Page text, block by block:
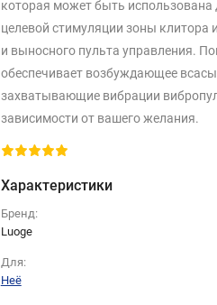
которая может быть использована
целевой стимуляции зоны клитора
и выносного пульта управления.
обеспечивает возбуждающее
захватывающие вибрации
зависимости от вашего желания.
Характеристики
Бренд:
Luoge
Для:
Неё